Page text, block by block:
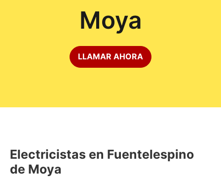
Moya
LLAMAR AHORA
Electricistas en Fuentelespino
de Moya